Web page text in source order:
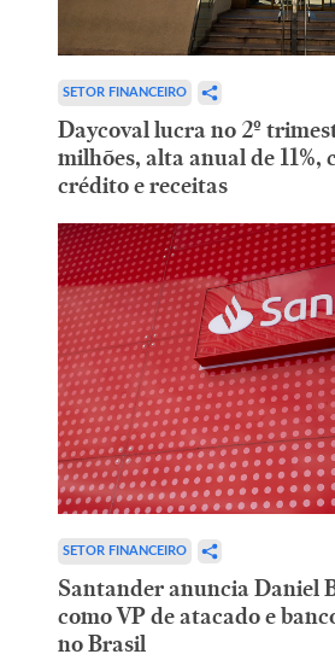
SETOR FINANCEIRO
Daycoval lucra no 2º
milhões, alta anual de 11%,
crédito e receitas
SETOR FINANCEIRO
Santander anuncia Daniel
como VP de atacado e
no Brasil